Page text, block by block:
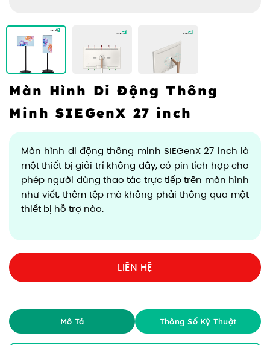
Màn Hình Di Động Thông
Minh SIEGenX 27 inch
Màn hình di động thông minh SIEGenX 27 inch là
một thiết bị giải trí không dây, có pin tích hợpcho
phép người dùng thao tác trực tiếp trên màn hình
như viết, thêm tệp mà không phải thông qua một
thiết bị hỗ trợ nào.
LIÊN HỆ
Mô Tả Thông Số Kỹ Thuật